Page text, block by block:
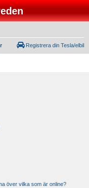
Registrera din Tesla/elbil
över vilka som är online?